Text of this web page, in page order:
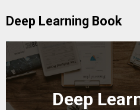
Deep Learning Book
Deep